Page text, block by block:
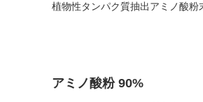
植物性タンパク質抽出アミノ酸
アミノ酸粉 90%